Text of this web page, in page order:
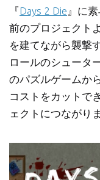
『Days 2 Die 』に
前のプロジェクト
を建てながら襲撃
ロールのシュータ
のパズルゲームか
コストをカットで
ェクトにつながり